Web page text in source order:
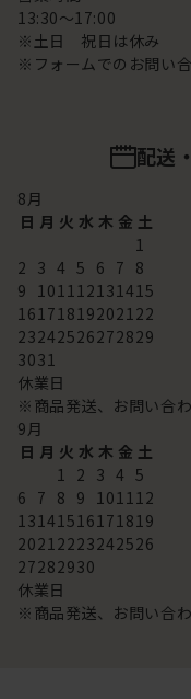
13:30～17:00
※土日 祝日は休み
※フォームでのお問い
配送
8月
日 月 火 水 木 金 土
1
2 3 4 5 6 7 8
9 101112131415
16171819202122
23242526272829
3031
休業日
※商品発送、お問い合わ
9月
日 月 火 水 木 金 土
1 2 3 4 5
6 7 8 9 101112
13141516171819
20212223242526
27282930
休業日
※商品発送、お問い合わ